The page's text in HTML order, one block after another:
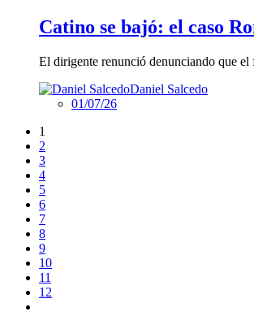
Catino se bajó: el caso
El dirigente renunció denunciando que
Daniel Salcedo
01/07/26
1
2
3
4
5
6
7
8
9
10
11
12